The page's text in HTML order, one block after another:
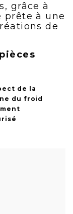
grâce à
prête à une
de
de la
du froid